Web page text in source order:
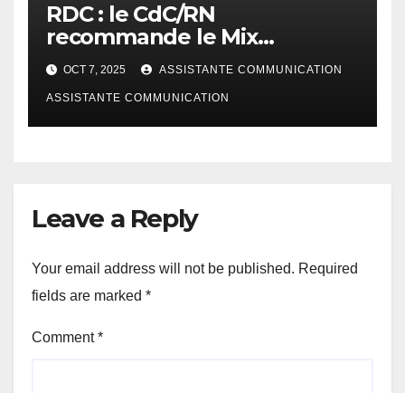
RDC : le CdC/RN
recommande le Mix
énergétique pour sauver le
pays de la crise de
l’électricité
OCT 7, 2025 ASSISTANTE COMMUNICATION
ASSISTANTE COMMUNICATION
Leave a Reply
Your email address will not be published. Required
fields are marked *
Comment*